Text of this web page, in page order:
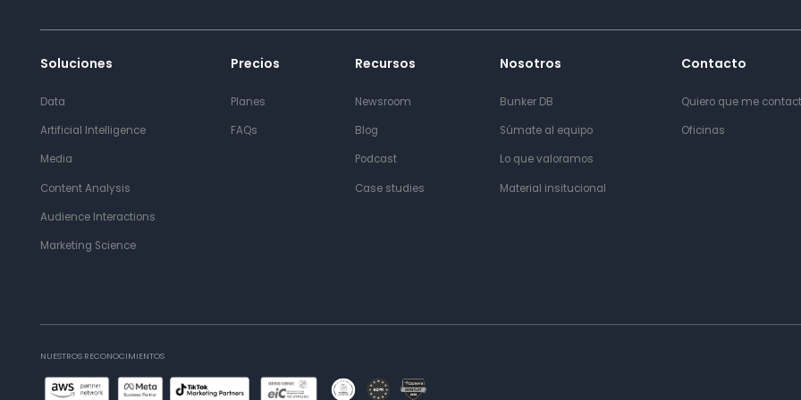
Soluciones
Data
Artificial Intelligence
Media
Content Analysis
Audience Interactions
Marketing Science
Precios
Planes
FAQs
Recursos
Newsroom
Blog
Podcast
Case studies
Nosotros
Bunker DB
Súmate al equipo
Lo que valoramos
Material insitucional
Contacto
Quiero que me
Oficinas
NUESTROS RECONOCIMIENTOS